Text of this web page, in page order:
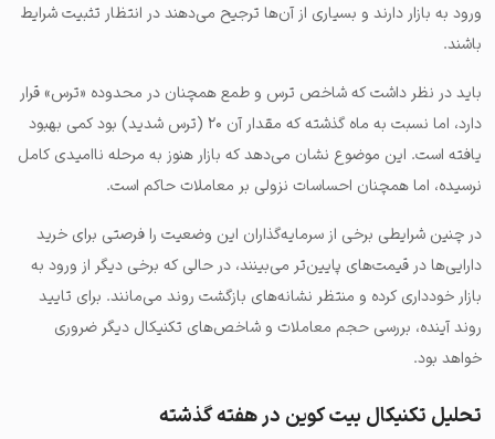
ورود به بازار دارند و بسیاری از آن‌ها ترجیح می‌دهند در انتظار تثبیت شرایط
باشند.
باید در نظر داشت که شاخص ترس و طمع همچنان در محدوده «ترس» قرار
دارد، اما نسبت به ماه گذشته که مقدار آن ۲۰ (ترس شدید) بود کمی بهبود
یافته است. این موضوع نشان می‌دهد که بازار هنوز به مرحله ناامیدی کامل
نرسیده، اما همچنان احساسات نزولی بر معاملات حاکم است.
در چنین شرایطی برخی از سرمایه‌گذاران این وضعیت را فرصتی برای خرید
دارایی‌ها در قیمت‌های پایین‌تر می‌بینند، در حالی که برخی دیگر از ورود به
بازار خودداری کرده و منتظر نشانه‌های بازگشت روند می‌مانند. برای تایید
روند آینده، بررسی حجم معاملات و شاخص‌های تکنیکال دیگر ضروری
خواهد بود.
تحلیل تکنیکال بیت کوین در هفته گذشته